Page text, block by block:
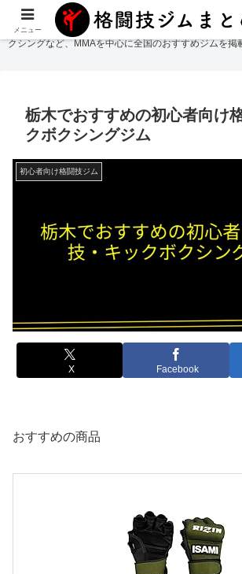
格闘技ジムまとめ
では総合格闘技・柔術・レスリング
クシングなど、MMAを中心に全国のおすすめジムを掲
栃木でおすすめの初心者向け
クボクシングジム
初心者向け格闘技ジム
X Facebook
おすすめの商品
メニュー